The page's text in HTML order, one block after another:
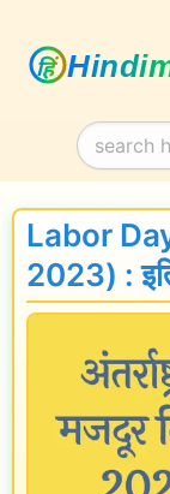
content
Labor
2023) :